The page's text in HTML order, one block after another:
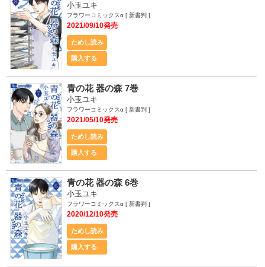
2021/09/10発売
小玉ユキ
フラワーコミックスα [ 新書判 ]
ためし読み
購入する
2021/05/10発売
小玉ユキ
青の花 器の森 7巻
フラワーコミックスα [ 新書判 ]
ためし読み
購入する
2020/12/10発売
小玉ユキ
青の花 器の森 6巻
フラワーコミックスα [ 新書判 ]
ためし読み
購入する